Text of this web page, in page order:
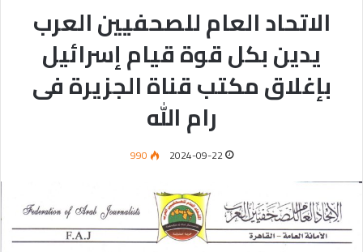
الاتحاد العام للصحفيين العرب
يدين بكل قوة قيام إسرائيل
بإغلاق مكتب قناة الجزيرة فى
رام الله
2024-09-22
990